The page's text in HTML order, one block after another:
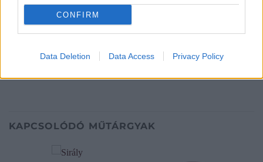
CONFIRM
Data Deletion Data Access Privacy Policy
GALÉRIA TOVÁBBI MŰTÁRGYAI
KAPCSOLÓDÓ MŰTÁRGYAK